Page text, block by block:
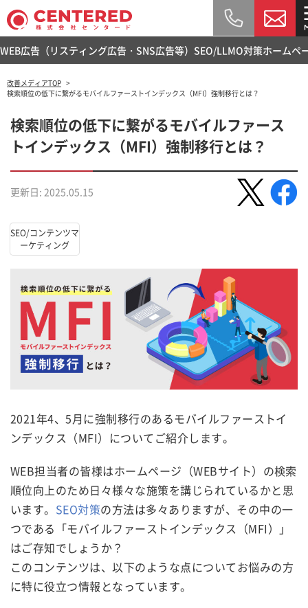
WEB広告（リスティング広告・SNS広告等） SEO/LLMO対策ホームペ
改善メディアTOP
検索順位の低下に繋がるモバイルファーストインデックス（MFI）強制移行とは？
検索順位の低下に繋がるモバイルファース
トインデックス（MFI）強制移行とは？
更新日: 2025.05.15
SEO/コンテンツマ
ーケティング
2021年4、5月に強制移行のあるモバイルファーストイ
ンデックス（MFI）についてご紹介します。
WEB担当者の皆様はホームページ（WEBサイト）の検索
順位向上のため日々様々な施策を講じられているかと思
います。 SEO対策の方法は多々ありますが、その中の一
つである「モバイルファーストインデックス（MFI）」
はご存知でしょうか？
このコンテンツは、以下のような点についてお悩みの方
に特に役立つ情報となっています。